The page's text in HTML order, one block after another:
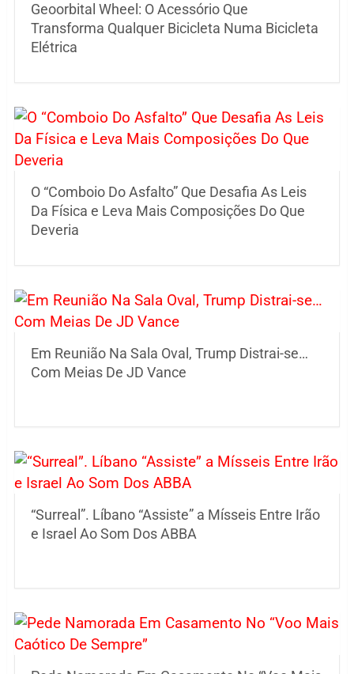
Geoorbital Wheel: O Acessório Que
Transforma Qualquer Bicicleta Numa Bicicleta
Elétrica
O “Comboio Do Asfalto” Que Desafia As Leis
Da Física e Leva Mais Composições Do Que
Deveria
Em Reunião Na Sala Oval, Trump Distrai-se…
Com Meias De JD Vance
“Surreal”. Líbano “Assiste” a Mísseis Entre Irão
e Israel Ao Som Dos ABBA